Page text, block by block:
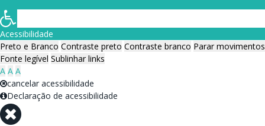
Acessibilidade
Preto e Branco Contraste preto Contraste branco Parar movimentos
Fonte legível Sublinhar links
A A A
cancelar acessibilidade
Declaração de acessibilidade